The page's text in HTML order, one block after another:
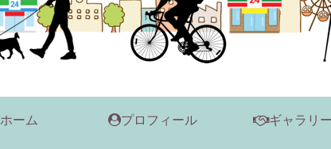
ホーム プロフィール ギャラリ